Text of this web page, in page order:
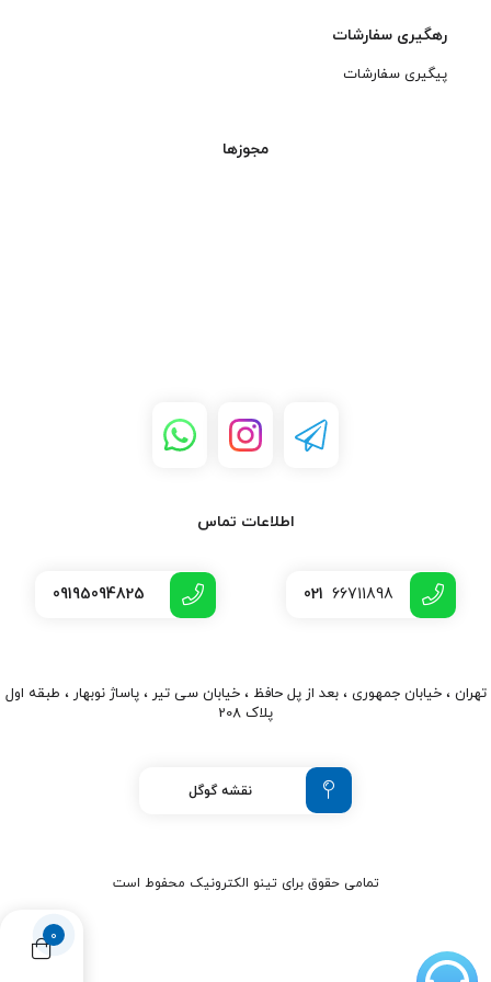
0
رهگیری سفارشات
پیگیری سفارشات
مجوزها
اطلاعات تماس
021 66711898
09195094825
تهران ، خیابان جمهوری ، بعد از پل حافظ ، خیابان سی تیر ، پاساژ نوبهار ، طبقه اول
پلاک 208
نقشه گوگل
تمامی حقوق برای تینو الکترونیک محفوط است